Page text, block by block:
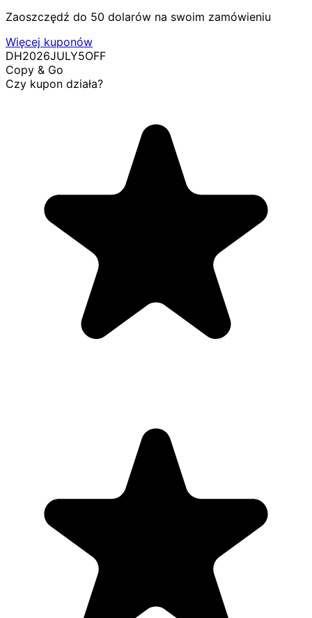
Zaoszczędź do 50 dolarów na swoim zamówieniu
Więcej kuponów
DH2026JULY5OFF
Copy & Go
Czy kupon działa?